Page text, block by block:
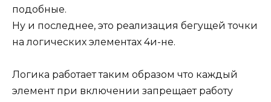
подобные.
Ну и последнее, это реализация бегущей точки
на логических элементах 4и-не.
Логика работает таким образом что каждый
элемент при включении запрещает работу